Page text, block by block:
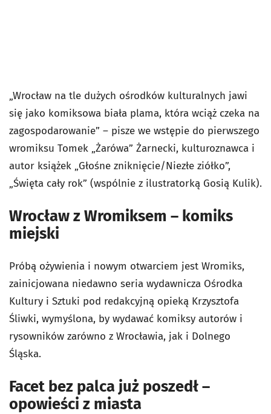
„Wrocław na tle dużych ośrodków kulturalnych jawi
się jako komiksowa biała plama, która wciąż czeka na
zagospodarowanie” – pisze we wstępie do pierwszego
wromiksu Tomek „Żarówa” Żarnecki, kulturoznawca i
autor książek „Głośne zniknięcie/Niezłe ziółko”,
„Święta cały rok” (wspólnie z ilustratorką Gosią Kulik).
Wrocław z Wromiksem – komiks
miejski
Próbą ożywienia i nowym otwarciem jest Wromiks,
zainicjowana niedawno seria wydawnicza Ośrodka
Kultury i Sztuki pod redakcyjną opieką Krzysztofa
Śliwki, wymyślona, by wydawać komiksy autorów i
rysowników zarówno z Wrocławia, jak i Dolnego
Śląska.
Facet bez palca już poszedł –
opowieści z miasta